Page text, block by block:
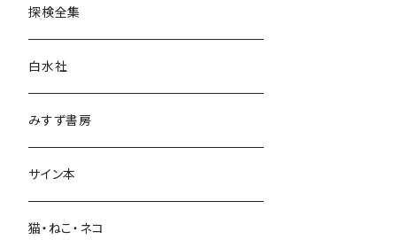
言語・ことば
探検全集
白水社
みすず書房
サイン本
猫・ねこ・ネコ